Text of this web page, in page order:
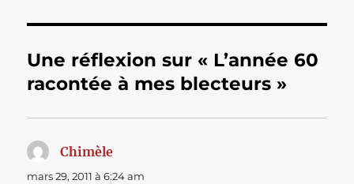
Une réflexion sur « L’année 60
racontée à mes blecteurs »
Chimèle
mars 29, 2011 à 6:24 am